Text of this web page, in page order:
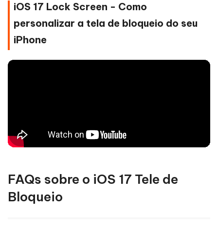
iOS 17 Lock Screen - Como
personalizar a tela de bloqueio do seu
iPhone
FAQs sobre o iOS 17 Tele de
Bloqueio